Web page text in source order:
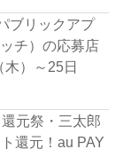
ブリックアプ
チ）の応募店
）～25日
元祭・三太郎
還元！au PAY